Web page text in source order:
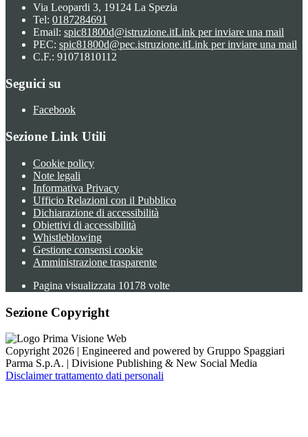
Via Leopardi 3, 19124 La Spezia
Tel: 0187284691
Email: spic81800d@istruzione.itLink per inviare una mail
PEC: spic81800d@pec.istruzione.itLink per inviare una mail
C.F.: 91071810112
Seguici su
Facebook
Sezione Link Utili
Cookie policy
Note legali
Informativa Privacy
Ufficio Relazioni con il Pubblico
Dichiarazione di accessibilità
Obiettivi di accessibilità
Whistleblowing
Gestione consensi cookie
Amministrazione trasparente
Pagina visualizzata 10178 volte
Sezione Copyright
Copyright 2026 | Engineered and powered by Gruppo Spaggiari
Parma S.p.A. | Divisione Publishing & New Social Media
Disclaimer trattamento dati personali